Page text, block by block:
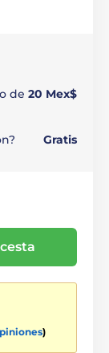
de 20 Mex$
Gratis
)